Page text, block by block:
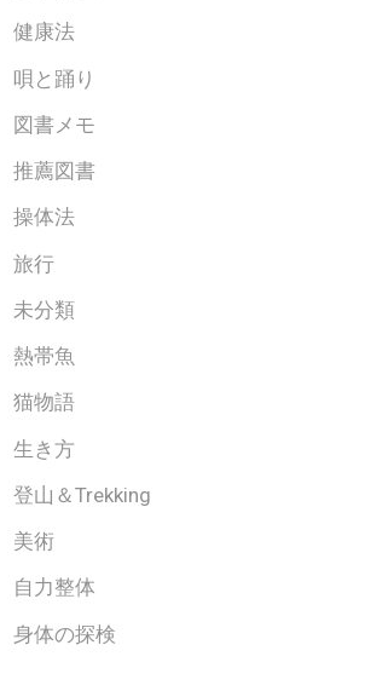
健康法
唄と踊り
図書メモ
推薦図書
操体法
旅行
未分類
熱帯魚
猫物語
生き方
登山＆Trekking
美術
自力整体
身体の探検